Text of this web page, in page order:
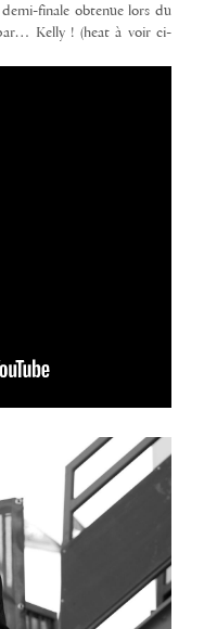
finale obtenue lors du
Kelly ! (heat à voir ci-